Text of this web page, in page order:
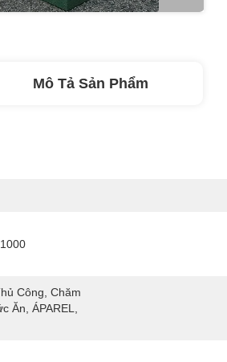
Mô Tả Sản Phẩm
Công, Chăm
Ăn, ÁPAREL,